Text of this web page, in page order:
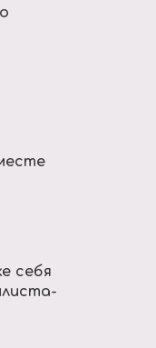
себя